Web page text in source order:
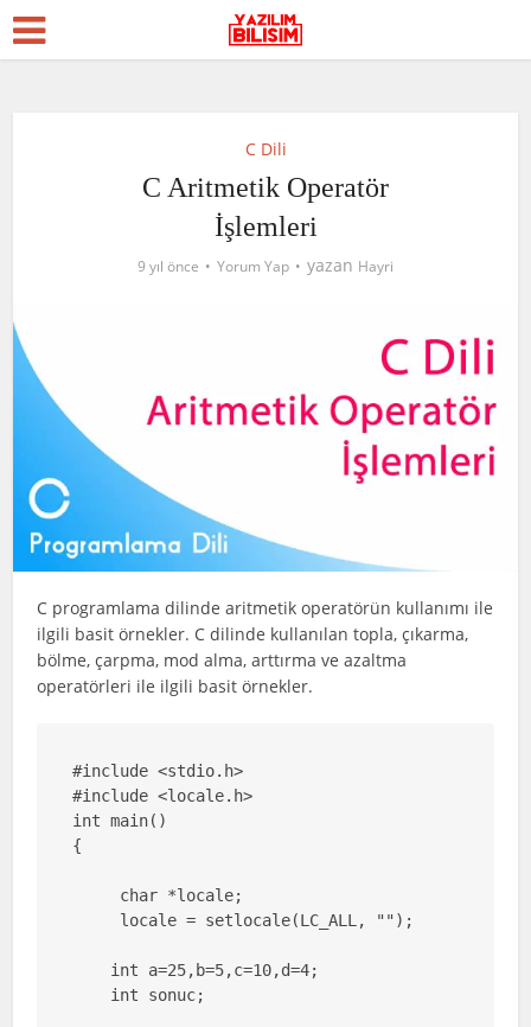
C Dili
C Aritmetik Operatör
İşlemleri
9 yıl önce Yorum Yap yazan Hayri
C programlama dilinde aritmetik operatörün kullanımı ile
ilgili basit örnekler. C dilinde kullanılan topla, çıkarma,
bölme, çarpma, mod alma, arttırma ve azaltma
operatörleri ile ilgili basit örnekler.
#include <stdio.h>
#include <locale.h>
int main()
{
     char *locale;
     locale = setlocale(LC_ALL, "");
    int a=25,b=5,c=10,d=4;
    int sonuc;